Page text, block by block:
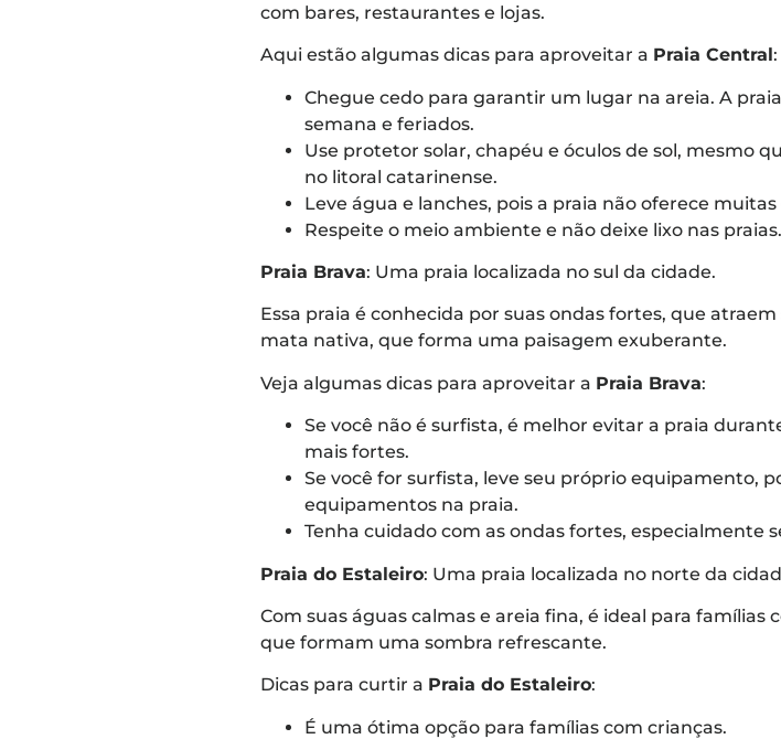
com bares, restaurantes e lojas.
Aqui estão algumas dicas para aproveitar a Praia Central:
Chegue cedo para garantir um lugar na areia. A
semana e feriados.
Use protetor solar, chapéu e óculos de sol, mesmo
no litoral catarinense.
Leve água e lanches, pois a praia não oferece
Respeite o meio ambiente e não deixe lixo nas praias.
Praia Brava: Uma praia localizada no sul da cidade.
Essa praia é conhecida por suas ondas fortes, que
mata nativa, que forma uma paisagem exuberante.
Veja algumas dicas para aproveitar a Praia Brava:
Se você não é surfista, é melhor evitar a praia
mais fortes.
Se você for surfista, leve seu próprio equipamento,
equipamentos na praia.
Tenha cuidado com as ondas fortes, especialmente
Praia do Estaleiro: Uma praia localizada no norte da
Com suas águas calmas e areia fina, é ideal para famílias
que formam uma sombra refrescante.
Dicas para curtir a Praia do Estaleiro:
É uma ótima opção para famílias com crianças.